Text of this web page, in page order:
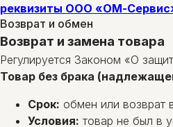
реквизиты ООО «ОМ-
Возврат и обмен
Возврат и замена товара
Регулируется Законом «О
Товар без брака
Срок: обмен или возврат
Условия: товар не был в